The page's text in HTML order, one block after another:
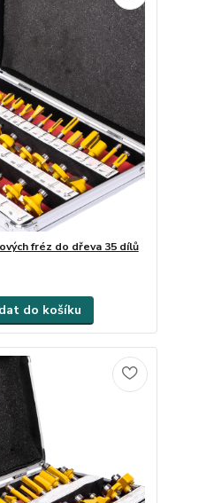
fréz do dřeva 35 dílů
do košíku